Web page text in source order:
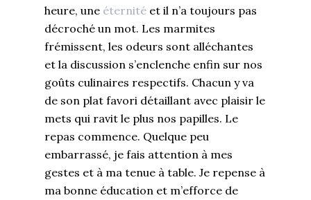
heure, une éternité et il n’a toujours pas
décroché un mot. Les marmites
frémissent, les odeurs sont alléchantes
et la discussion s’enclenche enfin sur nos
goûts culinaires respectifs. Chacun y va
de son plat favori détaillant avec plaisir le
mets qui ravit le plus nos papilles. Le
repas commence. Quelque peu
embarrassé, je fais attention à mes
gestes et à ma tenue à table. Je repense à
ma bonne éducation et m’efforce de